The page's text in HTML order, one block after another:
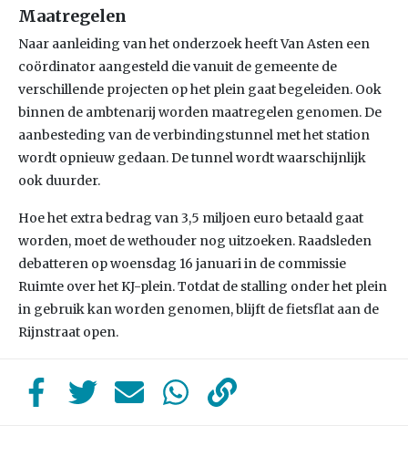
Maatregelen
Naar aanleiding van het onderzoek heeft Van Asten een
coördinator aangesteld die vanuit de gemeente de
verschillende projecten op het plein gaat begeleiden. Ook
binnen de ambtenarij worden maatregelen genomen. De
aanbesteding van de verbindingstunnel met het station
wordt opnieuw gedaan. De tunnel wordt waarschijnlijk
ook duurder.
Hoe het extra bedrag van 3,5 miljoen euro betaald gaat
worden, moet de wethouder nog uitzoeken. Raadsleden
debatteren op woensdag 16 januari in de commissie
Ruimte over het KJ-plein. Totdat de stalling onder het plein
in gebruik kan worden genomen, blijft de fietsflat aan de
Rijnstraat open.